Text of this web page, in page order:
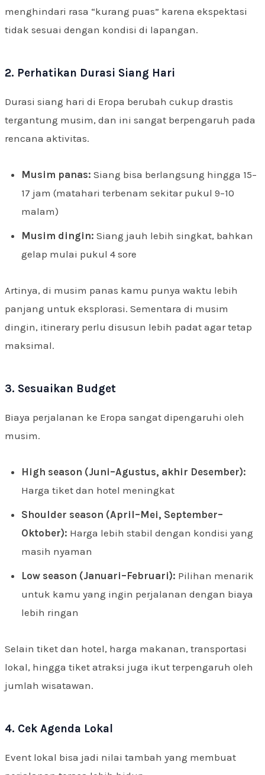
menghindari rasa “kurang puas” karena ekspektasi
tidak sesuai dengan kondisi di lapangan.
2. Perhatikan Durasi Siang Hari
Durasi siang hari di Eropa berubah cukup drastis
tergantung musim, dan ini sangat berpengaruh pada
rencana aktivitas.
Musim panas: Siang bisa berlangsung hingga 15–
17 jam (matahari terbenam sekitar pukul 9–10
malam)
Musim dingin: Siang jauh lebih singkat, bahkan
gelap mulai pukul 4 sore
Artinya, di musim panas kamu punya waktu lebih
panjang untuk eksplorasi. Sementara di musim
dingin, itinerary perlu disusun lebih padat agar tetap
maksimal.
3. Sesuaikan Budget
Biaya perjalanan ke Eropa sangat dipengaruhi oleh
musim.
High season (Juni–Agustus, akhir Desember):
Harga tiket dan hotel meningkat
Shoulder season (April–Mei, September–
Oktober): Harga lebih stabil dengan kondisi yang
masih nyaman
Low season (Januari–Februari): Pilihan menarik
untuk kamu yang ingin perjalanan dengan biaya
lebih ringan
Selain tiket dan hotel, harga makanan, transportasi
lokal, hingga tiket atraksi juga ikut terpengaruh oleh
jumlah wisatawan.
4. Cek Agenda Lokal
Event lokal bisa jadi nilai tambah yang membuat